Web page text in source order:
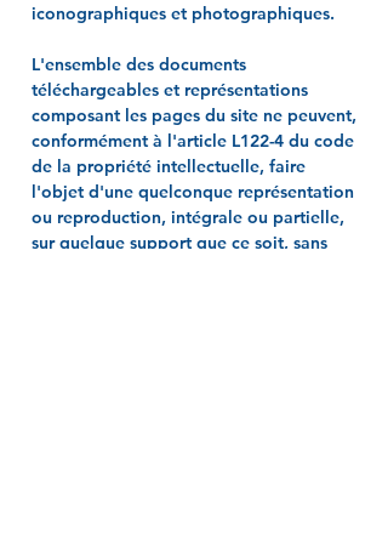
iconographiques et photographiques.
L'ensemble des documents
téléchargeables et représentations
composant les pages du site ne peuvent,
conformément à l'article L122-4 du code
de la propriété intellectuelle, faire
l'objet d'une quelconque représentation
ou reproduction, intégrale ou partielle,
sur quelque support que ce soit, sans